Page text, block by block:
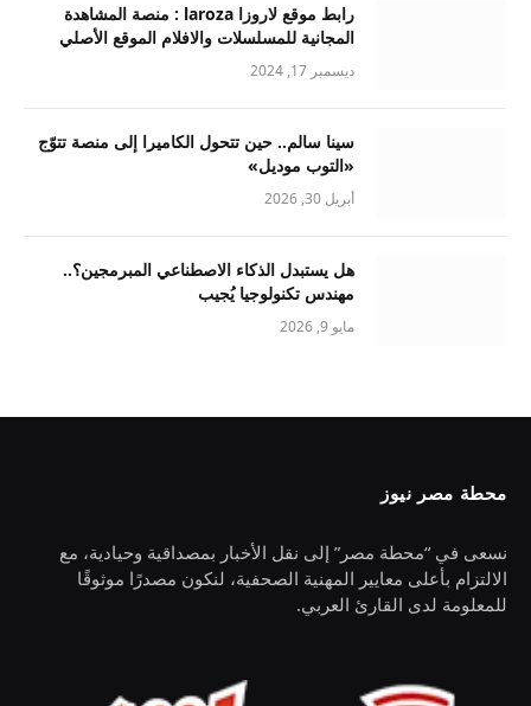
رابط موقع لاروزا laroza : منصة المشاهدة
المجانية للمسلسلات والافلام الموقع الأصلي
ديسمبر 17, 2024
سينا سالم.. حين تتحول الكاميرا إلى منصة تتوّج
«التوب موديل»
أبريل 30, 2026
هل يستبدل الذكاء الاصطناعي المبرمجين؟..
مهندس تكنولوجيا يُجيب
مايو 9, 2026
محطة مصر نيوز
نسعى في “محطة مصر” إلى نقل الأخبار بمصداقية وحيادية، مع
الالتزام بأعلى معايير المهنية الصحفية، لنكون مصدرًا موثوقًا
للمعلومة لدى القارئ العربي.